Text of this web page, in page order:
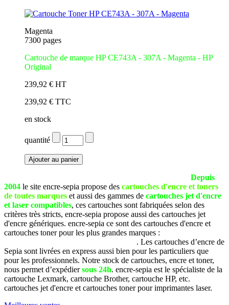
Magenta
7300 pages
Cartouche de marque HP CE743A - 307A - Magenta - HP
Original
239,92 € HT
239,92 € TTC
en stock
quantité
Depuis
2004 le site encre-sepia propose des cartouches d'encre et toners
de toutes marques et aussi des gammes de cartouches jet d'encre
et laser compatibles, ces cartouches sont fabriquées selon des
critères très stricts, encre-sepia propose aussi des cartouches jet
d'encre génériques. encre-sepia ce sont des cartouches d'encre et
cartouches toner pour les plus grandes marques :
. Les cartouches d’encre de
Sepia sont livrées en express aussi bien pour les particuliers que
pour les professionnels. Notre stock de cartouches, encre et toner,
nous permet d’expédiersous 24h. encre-sepia est le spécialiste de la
cartouche Lexmark, cartouche Brother, cartouche HP, etc.
cartouches jet d'encre et cartouches toner pour imprimantes laser.